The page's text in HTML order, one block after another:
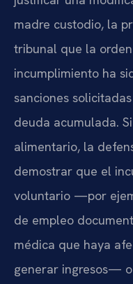
madre custodio, la
tribunal que la
incumplimiento ha
sanciones
deuda acumulada.
alimentario, la
demostrar que el
voluntario —por
de empleo
médica que haya
generar ingresos—